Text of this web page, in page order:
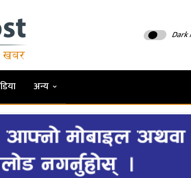
Dark
अन्य